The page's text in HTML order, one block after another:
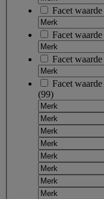
Facet waarde
Facet waarde
Facet waarde
Facet waarde
(99)